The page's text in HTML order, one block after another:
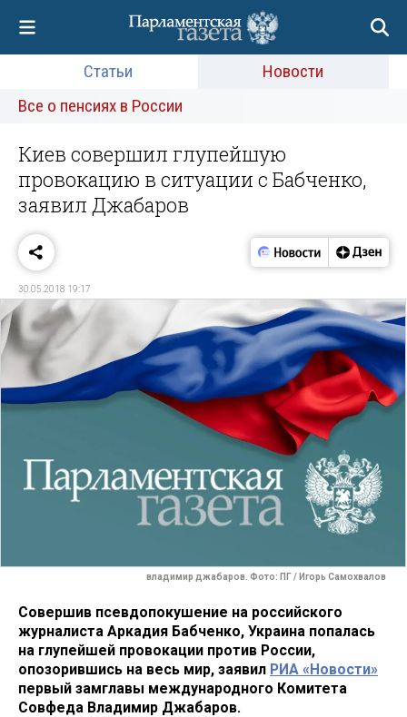
Статьи
Новости
Все о пенсиях в России
Киев совершил глупейшую
провокацию в ситуации с Бабченко,
заявил Джабаров
30.05.2018 19:17
владимир джабаров. Фото: ПГ / Игорь Самохвалов
Совершив псевдопокушение на российского
журналиста Аркадия Бабченко, Украина попалась
на глупейшей провокации против России,
опозорившись на весь мир, заявил РИА «Новости»
первый замглавы международного Комитета
Совфеда Владимир Джабаров.